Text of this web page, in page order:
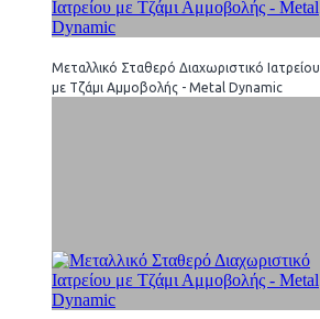
Μεταλλικό Σταθερό Διαχωριστικό Ιατρείου
με Τζάμι Αμμοβολής - Metal Dynamic